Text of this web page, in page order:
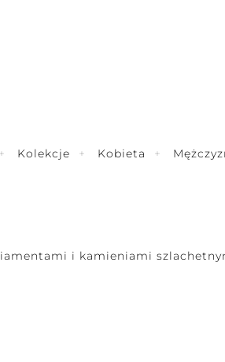
Kolekcje Kobieta
i kamieniami